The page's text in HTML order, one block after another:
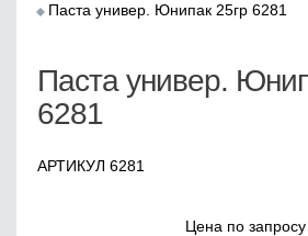
Паста универ. Юнипак 25гр 6281
Паста универ.
6281
АРТИКУЛ 6281
Цена по запросу